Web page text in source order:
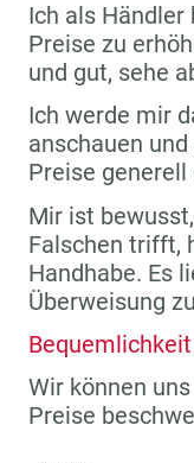
Ich als
Preise zu
und gut, sehe
Ich werde mir
anschauen
Preise generell
Mir ist
Falschen trifft,
Handhabe. Es
Überweisung
Wir können
Preise